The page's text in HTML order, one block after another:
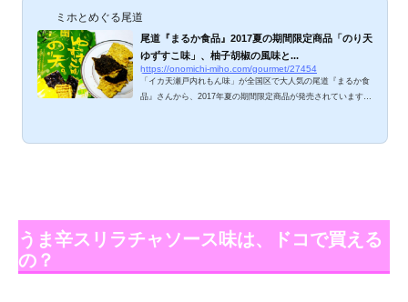
ミホとめぐる尾道
尾道『まるか食品』2017夏の期間限定商品「のり天
ゆずすこ味」、柚子胡椒の風味と...
https://onomichi-miho.com/gourmet/27454
「イカ天瀬戸内れもん味」が全国区で大人気の尾道『まるか食
品』さんから、2017年夏の期間限定商品が発売されています。
ん。早速ハマった「のり天ゆずすこ味」、ご紹介します。 のり
うま辛スリラチャソース味は、ドコで買える
の？